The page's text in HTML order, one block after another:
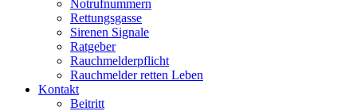
Notrufnummern
Rettungsgasse
Sirenen Signale
Ratgeber
Rauchmelderpflicht
Rauchmelder retten Leben
Kontakt
Beitritt